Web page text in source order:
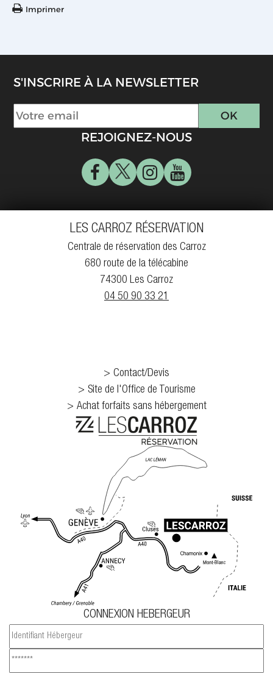
Imprimer
S'INSCRIRE À LA NEWSLETTER
REJOIGNEZ-NOUS
LES CARROZ RÉSERVATION
Centrale de réservation des Carroz
680 route de la télécabine
74300 Les Carroz
04 50 90 33 21
Contact/Devis
Site de l'Office de Tourisme
Achat forfaits sans hébergement
CONNEXION HEBERGEUR